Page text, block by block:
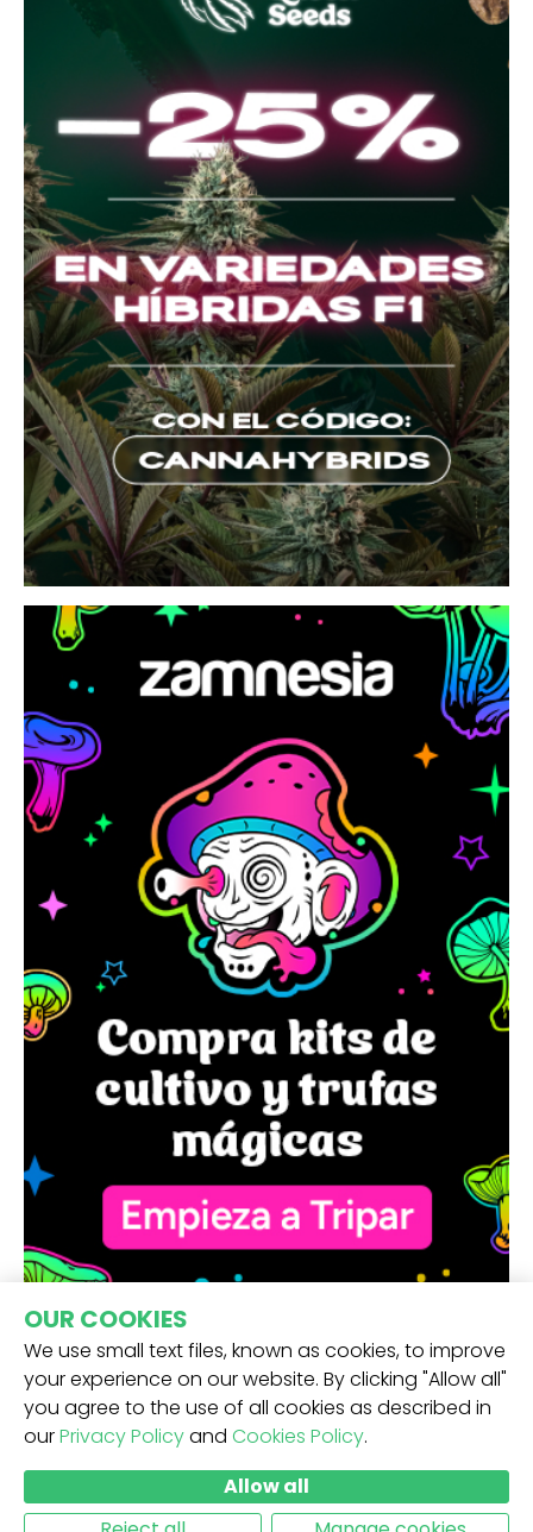
RECIBE NUESTRA NEWSLETTER -
ENVIAR
OUR COOKIES
We use small text files, known as cookies, to improve
your experience on our website. By clicking "Allow all"
you agree to the use of all cookies as described in
ourPrivacy Policyand Cookies Policy.
Allow all